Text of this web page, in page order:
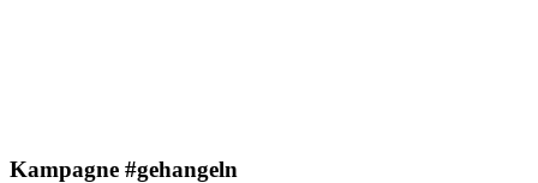
Kampagne #gehangeln